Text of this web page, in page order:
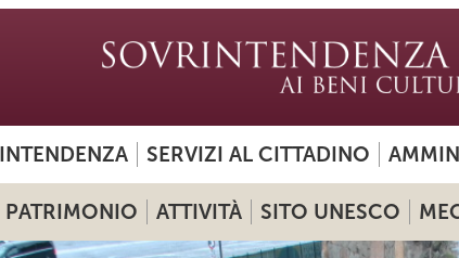
SERVIZI AL CITTADINO
PATRIMONIO ATTIVITÀ SITO UNESCO